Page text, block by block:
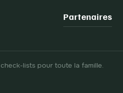
Partenaires
lists pour toute la famille.